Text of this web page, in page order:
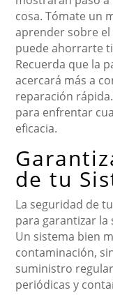
cosa. Tómate un
aprender sobre
puede ahorrarte
Recuerda que la
acercará más a
reparación
para enfrentar
eficacia.
de tu
La seguridad de
para garantizar la
Un sistema bien
contaminación,
suministro
periódicas y